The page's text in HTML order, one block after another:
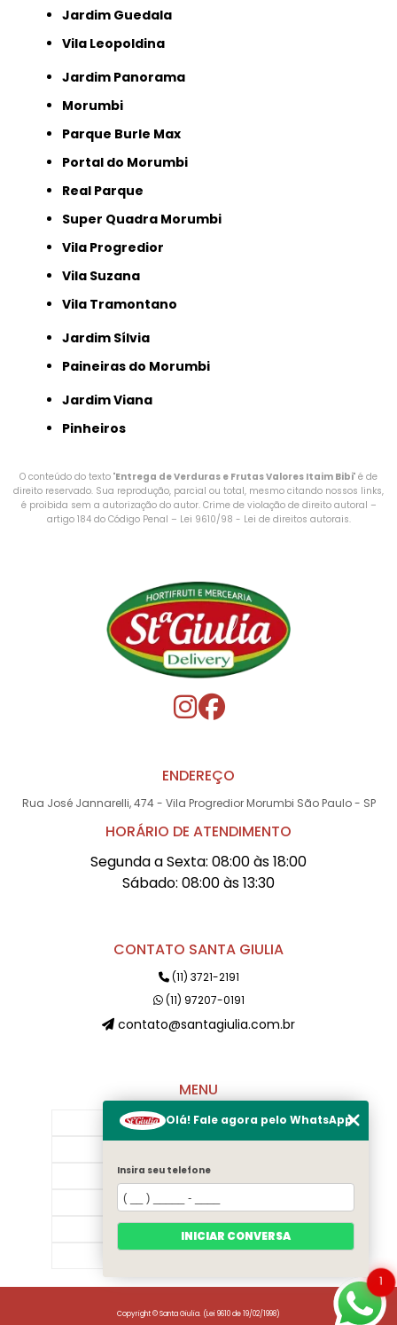
Jardim Guedala
Vila Leopoldina
Jardim Panorama
Morumbi
Parque Burle Max
Portal do Morumbi
Real Parque
Super Quadra Morumbi
Vila Progredior
Vila Suzana
Vila Tramontano
Jardim Sílvia
Paineiras do Morumbi
Jardim Viana
Pinheiros
O conteúdo do texto "Entrega de Verduras e Frutas Valores Itaim Bibi" é de
direito reservado. Sua reprodução, parcial ou total, mesmo citando nossos links,
é proibida sem a autorização do autor. Crime de violação de direito autoral –
artigo 184 do Código Penal – Lei 9610/98 - Lei de direitos autorais.
ENDEREÇO
Rua José Jannarelli, 474 - Vila Progredior Morumbi São Paulo - SP
HORÁRIO DE ATENDIMENTO
Segunda a Sexta: 08:00 às 18:00
Sábado: 08:00 às 13:30
CONTATO SANTA GIULIA
(11) 3721-2191
(11) 97207-0191
contato@santagiulia.com.br
MENU
Início
Galeria
Contato
Categorias
Mapa do site
Copyright © Santa Giulia. (Lei 9610 de 19/02/1998)
1
Olá! Fale agora pelo WhatsApp
Insira seu telefone
INICIAR CONVERSA